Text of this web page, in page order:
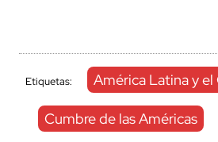
Etiquetas: América Latina y el
Cumbre de las Américas